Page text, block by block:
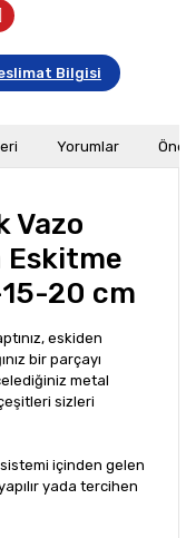
Bilgisi
Yorumlar
Vazo
Eskitme
20 cm
eskiden
bir parçayı
metal
sizleri
içinden gelen
yada tercihen